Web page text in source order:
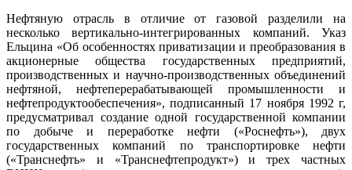
Нефтяную отрасль в отличие от газовой разделили на
несколько вертикально-интегрированных компаний. Указ
Ельцина «Об особенностях приватизации и преобразования в
акционерные общества государственных предприятий,
производственных и научно-производственных объединений
нефтяной, нефтеперерабатывающей промышленности и
нефтепродуктообеспечения», подписанный 17 ноября 1992 г,
предусматривал создание одной государственной компании
по добыче и переработке нефти («Роснефть»), двух
государственных компаний по транспортировке нефти
(«Транснефть» и «Транснефтепродукт») и трех частных